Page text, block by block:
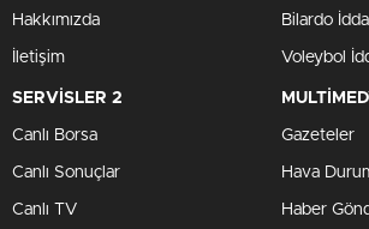
Hakkımızda
İletişim
Bilardo
Voleybol
SERVİSLER 2
Canlı Borsa
Canlı Sonuçlar
Canlı TV
Gazeteler
Hava
Haber